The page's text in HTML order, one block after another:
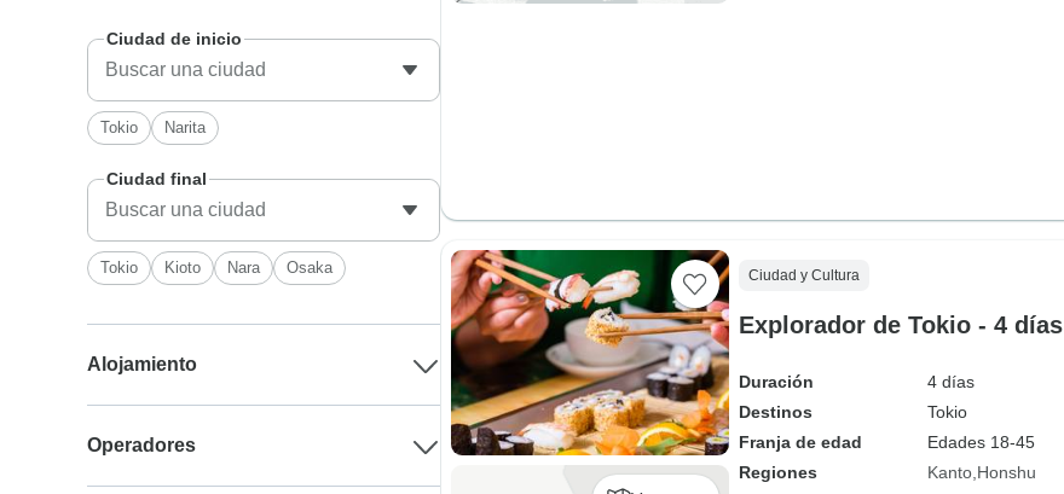
Ciudad y Cultura
Explorador de Tokio - 4 días
Duración
4 días
Destinos
Tokio
Franja de edad
Edades 18-45
Regiones
Kanto Honshu
Ciudad de inicio
Tokio Narita
Ciudad final
Tokio Kioto Nara Osaka
Alojamiento
Operadores